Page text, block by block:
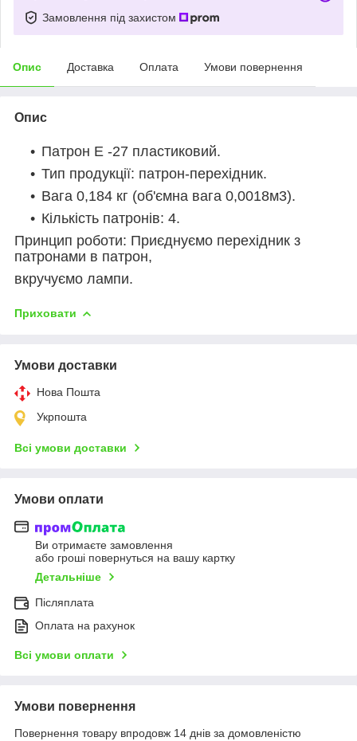
Замовлення під захистом
Опис Доставка Оплата Умови повернення
Опис
Патрон Е -27 пластиковий.
Тип продукції: патрон-перехідник.
Вага 0,184 кг (об'ємна вага 0,0018м3).
Кількість патронів: 4.
Принцип роботи: Приєднуємо перехідник з
патронами в патрон,
вкручуємо лампи.
Приховати
Умови доставки
Нова Пошта
Укрпошта
Всі умови доставки
Умови оплати
Ви отримаєте замовлення
або гроші повернуться на вашу картку
Детальніше
Післяплата
Оплата на рахунок
Всі умови оплати
Умови повернення
Повернення товару впродовж 14 днів за домовленістю